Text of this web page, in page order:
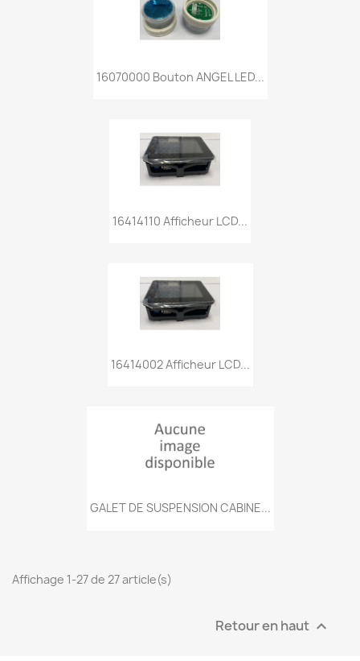
16070000 Bouton ANGEL LED...
16414110 Afficheur LCD...
16414002 Afficheur LCD...
GALET DE SUSPENSION CABINE...
Affichage 1-27 de 27 article(s)
Retour en haut 